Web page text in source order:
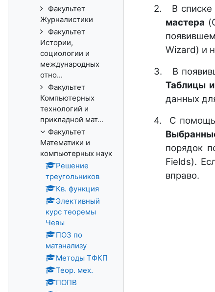
2.
В
мастера
Wizard) и
3.
В
Таблицы
данных
4.
С
порядок
Fields).
вправо.
Факультет
Журналистики
Факультет
Истории,
социологии и
международных
отно...
Факультет
Компьютерных
технологий и
прикладной мат...
Факультет
Математики и
компьютерных наук
Решение
треугольников
Кв. функция
Элективный
курс теоремы
Чевы
ПОЗ по
матанализу
Методы ТФКП
Теор. мех.
ПОПВ